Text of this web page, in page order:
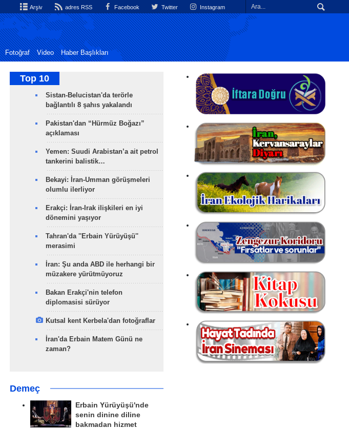
Arşiv adres RSS Facebook Twitter Instagram
Fotoğraf Video Haber Başlıkları
Top 10
Sistan-Belucistan'da terörle
bağlantılı 8 şahıs yakalandı
Pakistan'dan “Hürmüz Boğazı”
açıklaması
Yemen: Suudi Arabistan’a ait petrol
tankerini balistik…
Bekayi: İran-Umman görüşmeleri
olumlu ilerliyor
Erakçi: İran-Irak ilişkileri en iyi
dönemini yaşıyor
Tahran'da ''Erbain Yürüyüşü''
merasimi
İran: Şu anda ABD ile herhangi bir
müzakere yürütmüyoruz
Bakan Erakçi'nin telefon
diplomasisi sürüyor
Kutsal kent Kerbela'dan fotoğraflar
İran'da Erbain Matem Günü ne
zaman?
Demeç
Erbain Yürüyüşü'nde
senin dinine diline
bakmadan hizmet